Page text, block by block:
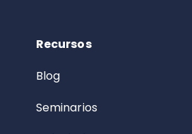
Recursos
Blog
Seminarios